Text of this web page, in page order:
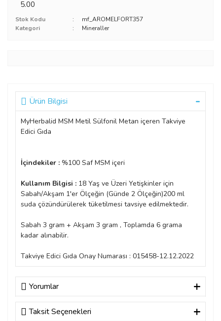
5.00
Stok Kodu
mf_AROMELFORT357
Kategori
Mineraller
Ürün Bilgisi
MyHerbalid MSM Metil Sülfonil Metan içeren Takviye
Edici Gıda
İçindekiler : %100 Saf MSM içeri
Kullanım Bilgisi : 18 Yaş ve Üzeri Yetişkinler için
Sabah/Akşam 1'er Ölçeğin (Günde 2 Ölçeğin)200 ml
suda çözündürülerek tüketilmesi tavsiye edilmektedir.
Sabah 3 gram + Akşam 3 gram , Toplamda 6 grama
kadar alınabilir.
Takviye Edici Gıda Onay Numarası : 015458-12.12.2022
Yorumlar
Taksit Seçenekleri